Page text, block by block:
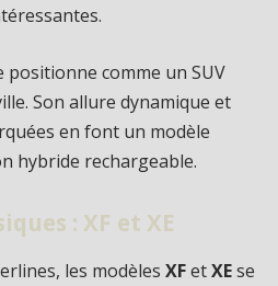
positionne comme un SUV
Son allure dynamique et
en font un modèle
hybride rechargeable.
: XF et XE
les modèles XFetXEse